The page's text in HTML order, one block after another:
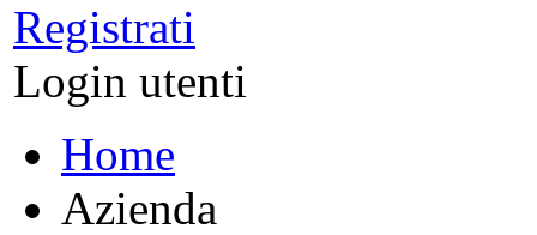
Registrati
Login utenti
Home
Azienda